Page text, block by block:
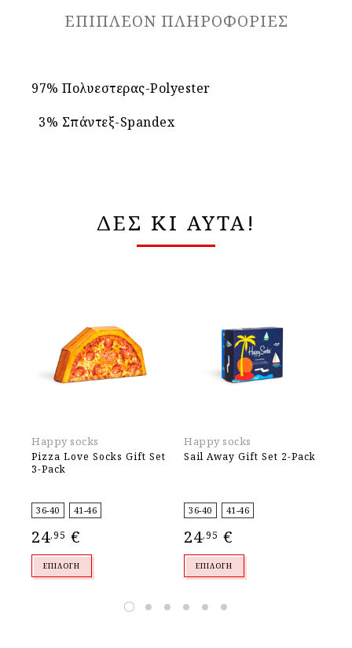
ΕΠΙΠΛΈΟΝ ΠΛΗΡΟΦΟΡΊΕΣ
97% Πολυεστερας-Polyester
3% Σπάντεξ-Spandex
ΔΕΣ ΚΙ ΑΥΤΑ!
Happy socks
Pizza Love Socks Gift Set
3-Pack
36-40 41-46
24,95 €
ΕΠΙΛΟΓΉ
Happy socks
Sail Away Gift Set 2-Pack
36-40 41-46
24,95 €
ΕΠΙΛΟΓΉ